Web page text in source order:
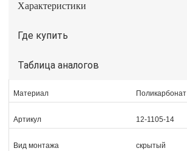
Характеристики
Где купить
Таблица аналогов
Материал Поликарбонат
Артикул 12-1105-14
Вид монтажа скрытый